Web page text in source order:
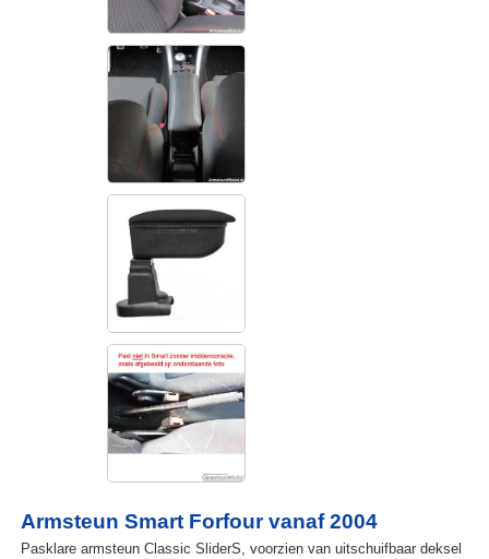
Armsteun Smart Forfour vanaf 2004
Pasklare armsteun Classic SliderS, voorzien van uitschuifbaar deksel